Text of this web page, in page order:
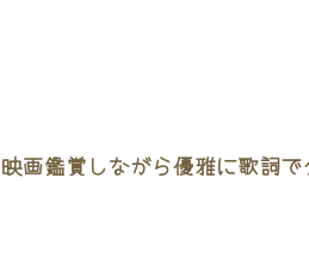
映画鑑賞しながら優雅に歌詞